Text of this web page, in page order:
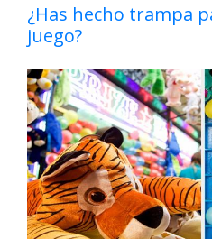
¿Has hecho trampa
juego?